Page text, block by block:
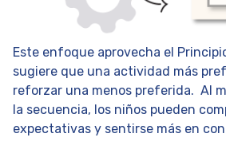
Este enfoque aprovecha el
sugiere que una actividad más
reforzar una menos preferida. Al
la secuencia, los niños pueden
expectativas y sentirse más en